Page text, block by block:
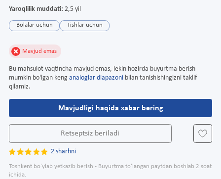
Yaroqlilik muddati: 2,5 yil
Bolalar uchun Tishlar uchun
Mavjud emas
Bu mahsulot vaqtincha mavjud emas, lekin hozirda buyurtma berish
mumkin bo'lgan keng analoglar diapazoni bilan tanishishingizni taklif
qilamiz.
Mavjudligi haqida xabar bering
Retseptsiz beriladi
2 sharhni
Toshkent bo'ylab yetkazib berish - Buyurtma to'langan paytdan boshlab 2 soat
ichida.